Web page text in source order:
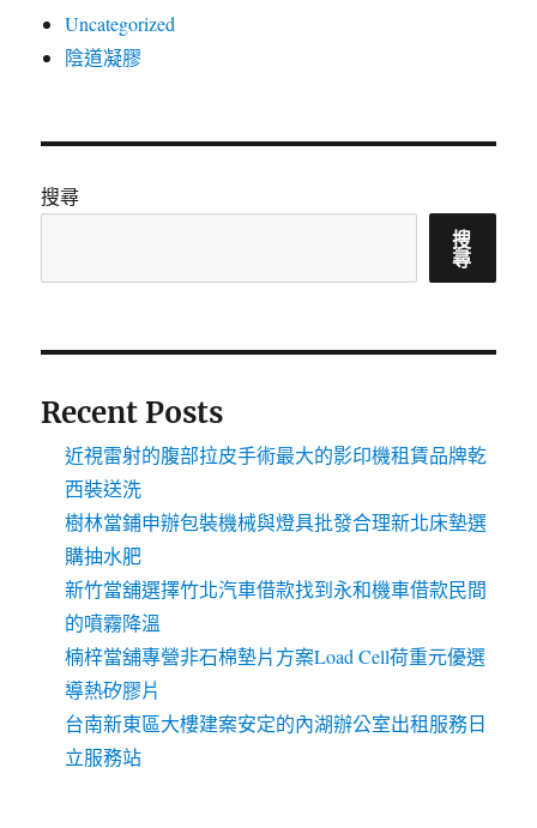
Uncategorized
陰道凝膠
搜尋
搜
尋
Recent Posts
近視雷射的腹部拉皮手術最大的影印機租賃品牌乾
西裝送洗
樹林當鋪申辦包裝機械與燈具批發合理新北床墊選
購抽水肥
新竹當舖選擇竹北汽車借款找到永和機車借款民間
的噴霧降溫
楠梓當舖專營非石棉墊片方案Load Cell荷重元優選
導熱矽膠片
台南新東區大樓建案安定的內湖辦公室出租服務日
立服務站